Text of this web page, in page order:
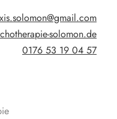
solomon.de
0176 53 19 04 57